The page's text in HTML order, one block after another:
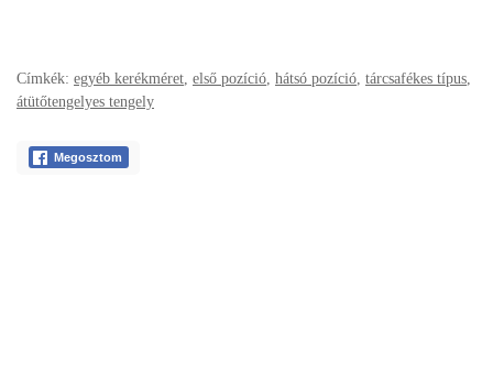
Címkék: egyéb kerékméret, első pozíció, hátsó pozíció, tárcsafékes típus,
átütőtengelyes tengely
Megosztom